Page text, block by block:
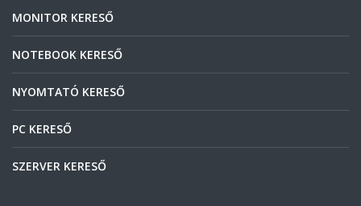
MONITOR KERESŐ
NOTEBOOK KERESŐ
NYOMTATÓ KERESŐ
PC KERESŐ
SZERVER KERESŐ